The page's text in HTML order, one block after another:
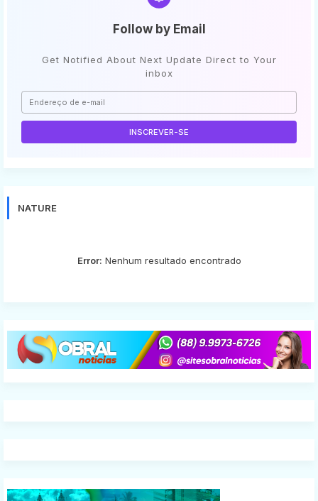
Follow by Email
Get Notified About Next Update Direct to Your
inbox
NATURE
Error: Nenhum resultado encontrado